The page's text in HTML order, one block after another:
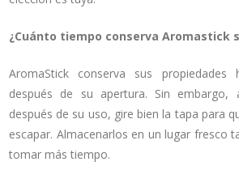
¿Cuánto tiempo conserva Aromastick
AromaStick conserva sus propiedades
después de su apertura. Sin embargo,
después de su uso, gire bien la tapa para
escapar. Almacenarlos en un lugar fresco
tomar más tiempo.